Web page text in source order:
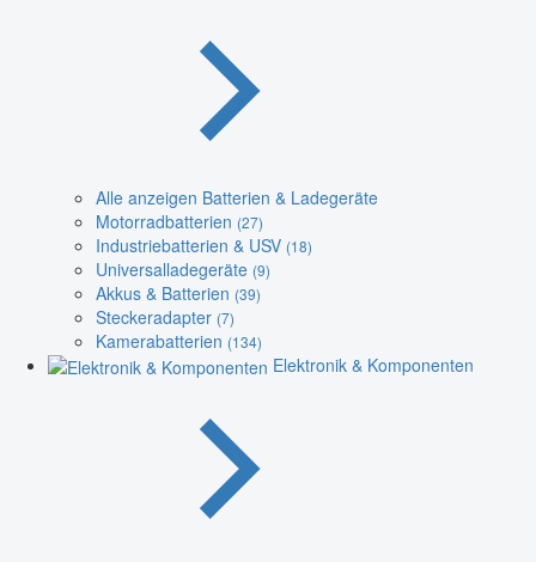
Alle anzeigen Batterien & Ladegeräte
Motorradbatterien (27)
Industriebatterien & USV (18)
Universalladegeräte (9)
Akkus & Batterien (39)
Steckeradapter (7)
Kamerabatterien (134)
Elektronik & Komponenten